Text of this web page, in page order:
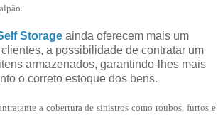
Storage ainda oferecem mais um
a possibilidade de contratar um
armazenados, garantindo-lhes mais
o correto estoque dos bens.
a cobertura de sinistros como roubos, furtos e